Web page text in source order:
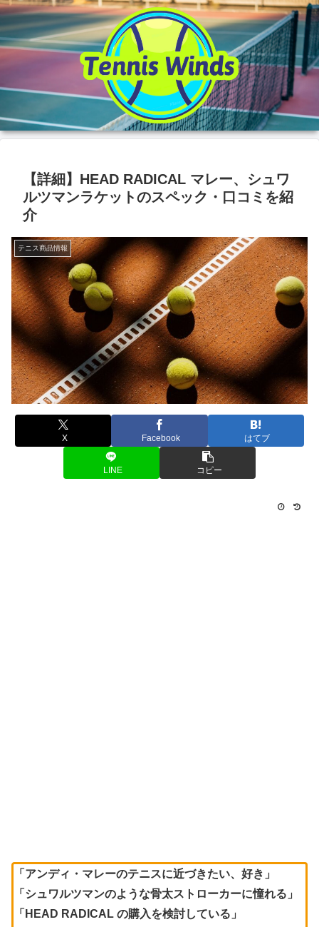
【詳細】HEAD RADICAL マレー、シュワ
ルツマンラケットのスペック・口コミを紹
介
テニス商品情報
X Facebook はてブ
LINE コピー
「アンディ・マレーのテニスに近づきたい、好き」
「シュワルツマンのような骨太ストローカーに憧れる」
「HEAD RADICAL の購入を検討している」